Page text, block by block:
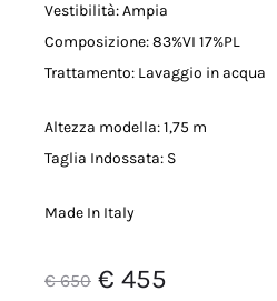
Vestibilità: Ampia
Composizione: 83%VI 17%PL
Trattamento: Lavaggio in acqua
Altezza modella: 1,75 m
Taglia Indossata: S
Made In Italy
€650 Il
€ 455